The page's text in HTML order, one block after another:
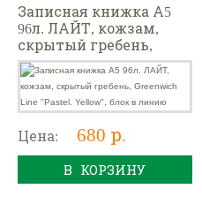
Записная книжка А5
96л. ЛАЙТ, кожзам,
скрытый гребень,
Greenwich Line "Pastel.
Yellow", блок в линию
Цена: 680 р.
В КОРЗИНУ